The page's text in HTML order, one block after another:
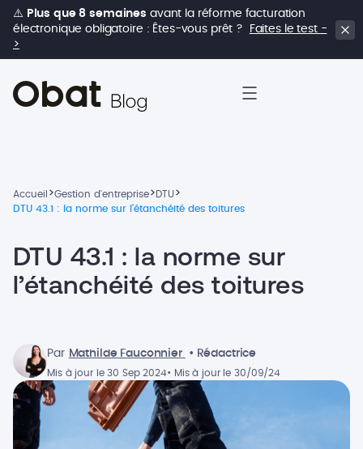
⚠️ Plus que 8 semaines avant la réforme facturation
électronique obligatoire : Êtes-vous prêt ?
Faites le test -
>
Accueil >Gestion d'entreprise> DTU>
DTU 43.1 : la norme sur l’étanchéité des toitures
DTU 43.1 : la norme sur
l’étanchéité des toitures
Par Mathilde Fauconnier • Rédactrice
Mis à jour le 30 Sep 2024• Mis à jour le 30/09/24